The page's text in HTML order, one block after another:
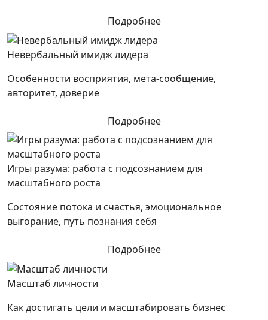
Подробнее
Невербальный имидж лидера
Особенности восприятия, мета-сообщение,
авторитет, доверие
Подробнее
Игры разума: работа с подсознанием для
масштабного роста
Состояние потока и счастья, эмоциональное
выгорание, путь познания себя
Подробнее
Масштаб личности
Как достигать цели и масштабировать бизнес